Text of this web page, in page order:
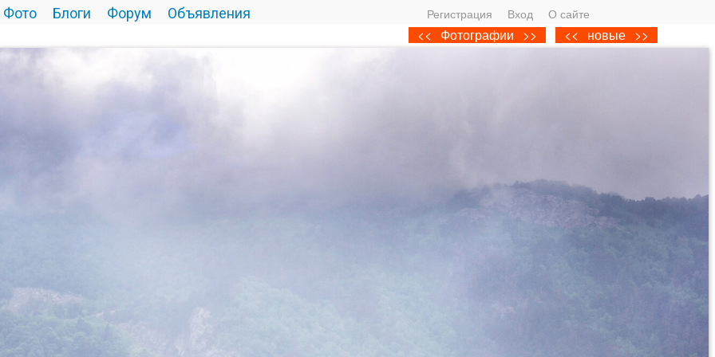
Фото Блоги Форум Объявления Регистрация Вход О сайте
<< новые >>
<< Фотографии >>